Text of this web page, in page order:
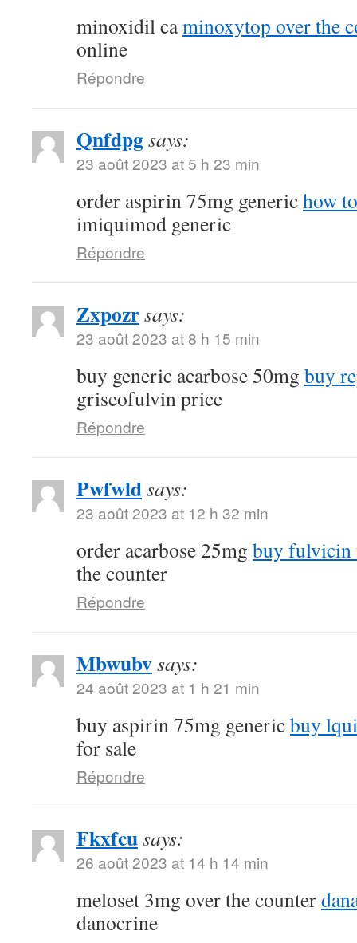
minoxidil caminoxytop over the
online
Répondre
Qnfdpgsays:
23 août 2023 at 5 h 23 min
order aspirin 75mg generichow
imiquimod generic
Répondre
Zxpozrsays:
23 août 2023 at 8 h 15 min
buy generic acarbose 50mg buy
griseofulvin price
Répondre
Pwfwldsays:
23 août 2023 at 12 h 32 min
order acarbose 25mg buy fulvicin
the counter
Répondre
Mbwubvsays:
24 août 2023 at 1 h 21 min
buy aspirin 75mg genericbuy
for sale
Répondre
Fkxfcusays:
26 août 2023 at 14 h 14 min
meloset 3mg over the counter
danocrine